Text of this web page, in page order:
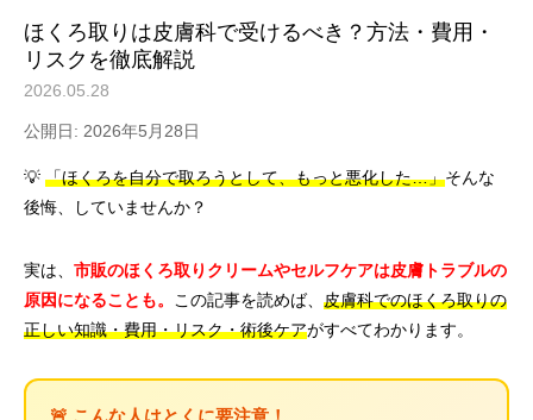
ほくろ取りは皮膚科で受けるべき？方法・費用・
リスクを徹底解説
2026.05.28
公開日: 2026年5月28日
💡 「ほくろを自分で取ろうとして、もっと悪化した…」そんな
後悔、していませんか？
実は、 市販のほくろ取りクリームやセルフケアは皮膚トラブルの
原因になることも。
この記事を読めば、 皮膚科でのほくろ取りの
正しい知識・費用・リスク・術後ケアがすべてわかります。
🚨 こんな人はとくに要注意！